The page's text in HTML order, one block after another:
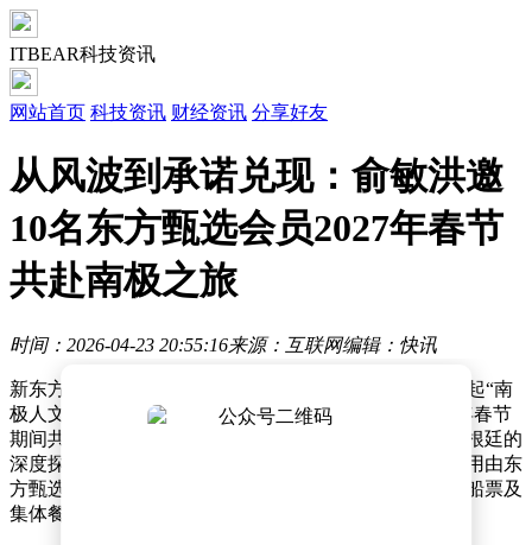
ITBEAR科技资讯
网站首页 科技资讯 财经资讯 分享好友
从风波到承诺兑现：俞敏洪邀
10名东方甄选会员2027年春节
共赴南极之旅
时间：2026-04-23 20:55:16来源：互联网编辑：快讯
新东方创始人、东方甄选CEO俞敏洪兑现承诺，正式发起“南
极人文自然探索之旅”，邀请10名东方甄选会员于2027年春节
期间共赴南极。此次活动为期18天，涵盖南极半岛及阿根廷的
深度探索，行程暂定于2月4日出发，21日返回，全程费用由东
方甄选平台承担，包括国际往返经济舱机票、观光费、船票及
集体餐食等。